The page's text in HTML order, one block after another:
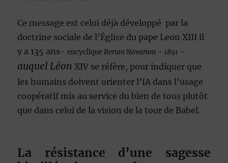
Ce message est celui déjà développé par la
doctrine sociale de l’Église du pape Leon XIII il
y a 135 ans-encycliqueRerum Novarum – 1891 –
auquel Léon XIV se réfère, pour indiquer que
les humains doivent orienter l’IA dans l’usage
coopératif mis au service du bien de tous plutôt
que dans celui de la vision de la tour de Babel.
La résistance d’une sagesse